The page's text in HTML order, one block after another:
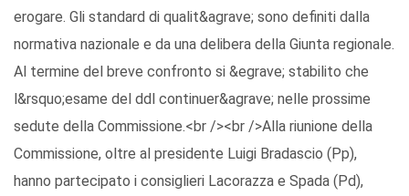
erogare. Gli standard di qualit&agrave; sono definiti dalla
normativa nazionale e da una delibera della Giunta regionale.
Al termine del breve confronto si &egrave; stabilito che
l&rsquo;esame del ddl continuer&agrave; nelle prossime
sedute della Commissione.<br /><br />Alla riunione della
Commissione, oltre al presidente Luigi Bradascio (Pp),
hanno partecipato i consiglieri Lacorazza e Spada (Pd),